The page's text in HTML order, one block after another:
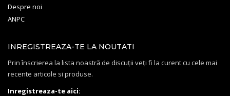
Despre noi
ANPC
INREGISTREAZA-TE LA NOUTATI
Prin înscrierea la lista noastră de discuții veți fi la curent cu cele mai
recente articole si produse.
Inregistreaza-te aici: